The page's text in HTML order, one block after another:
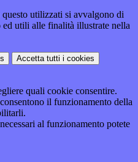
utilizzati si avvalgono di
ed utili alle finalità illustrate nella
Accetta tutti i cookies
quali cookie consentire.
il funzionamento della
al funzionamento potete